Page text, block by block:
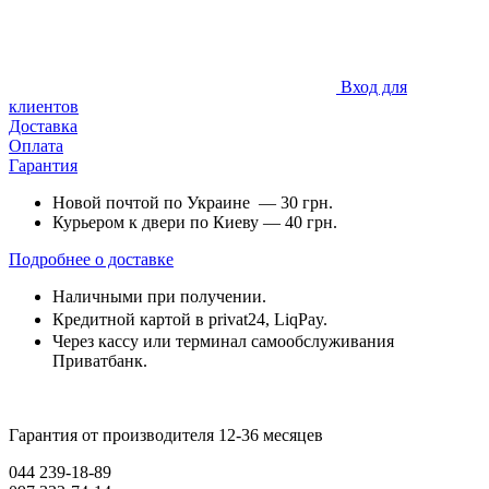
Вход для
клиентов
Доставка
Оплата
Гарантия
Новой почтой по Украине — 30 грн.
Курьером к двери по Киеву — 40 грн.
Подробнее о доставке
Наличными при получении.
Кредитной картой в privat24, LiqPay.
Через кассу или терминал самообслуживания
Приватбанк.
Гарантия от производителя 12-36 месяцев
044 239-18-89